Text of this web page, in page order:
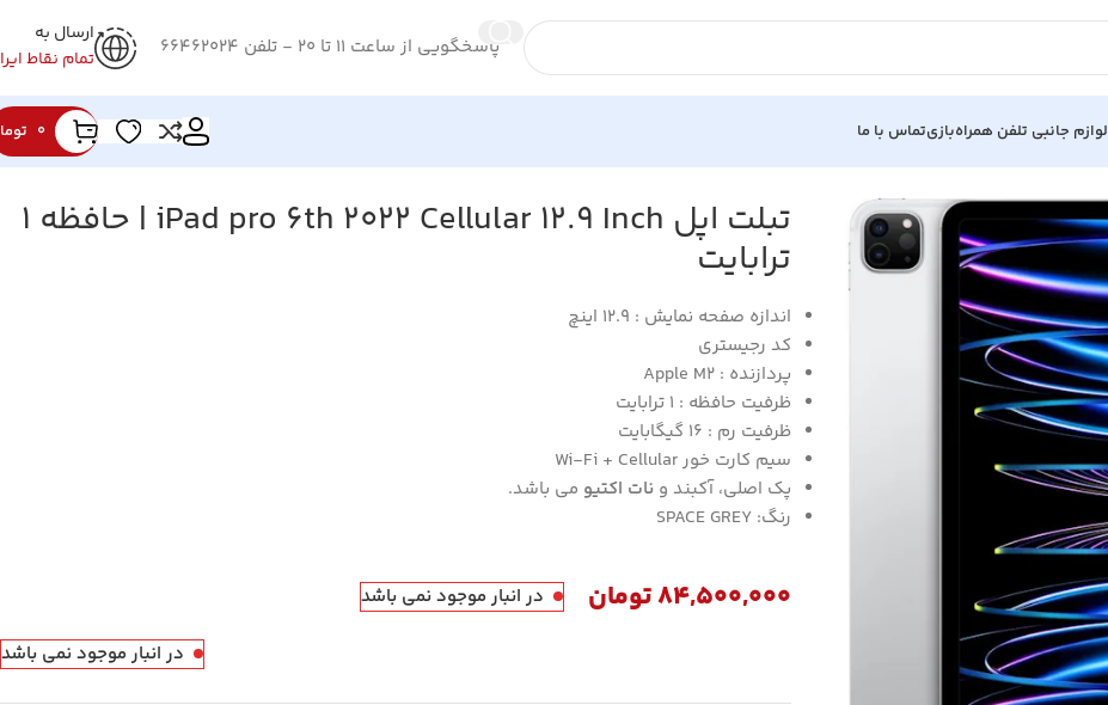
پاسخگویی از ساعت 11 تا 20 - تلفن 66462024
ارسال به
تمام نقاط
لوازم جانبی تلفن همراهبازیتماس با ما 0
تبلت اپل iPad pro 6th 2022 Cellular 12.9 Inch | حافظه 1
ترابایت
اندازه صفحه نمایش : 12.9 اینچ
کد رجیستری
پردازنده : Apple M2
ظرفیت حافظه : 1 ترابایت
ظرفیت رم : 16 گیگابایت
سیم کارت خور Wi-Fi + Cellular
پک اصلی، آکبند و نات اکتیو می باشد.
رنگ: SPACE GREY
84,500,000تومان در انبار موجود نمی باشد
در انبار موجود نمی باشد